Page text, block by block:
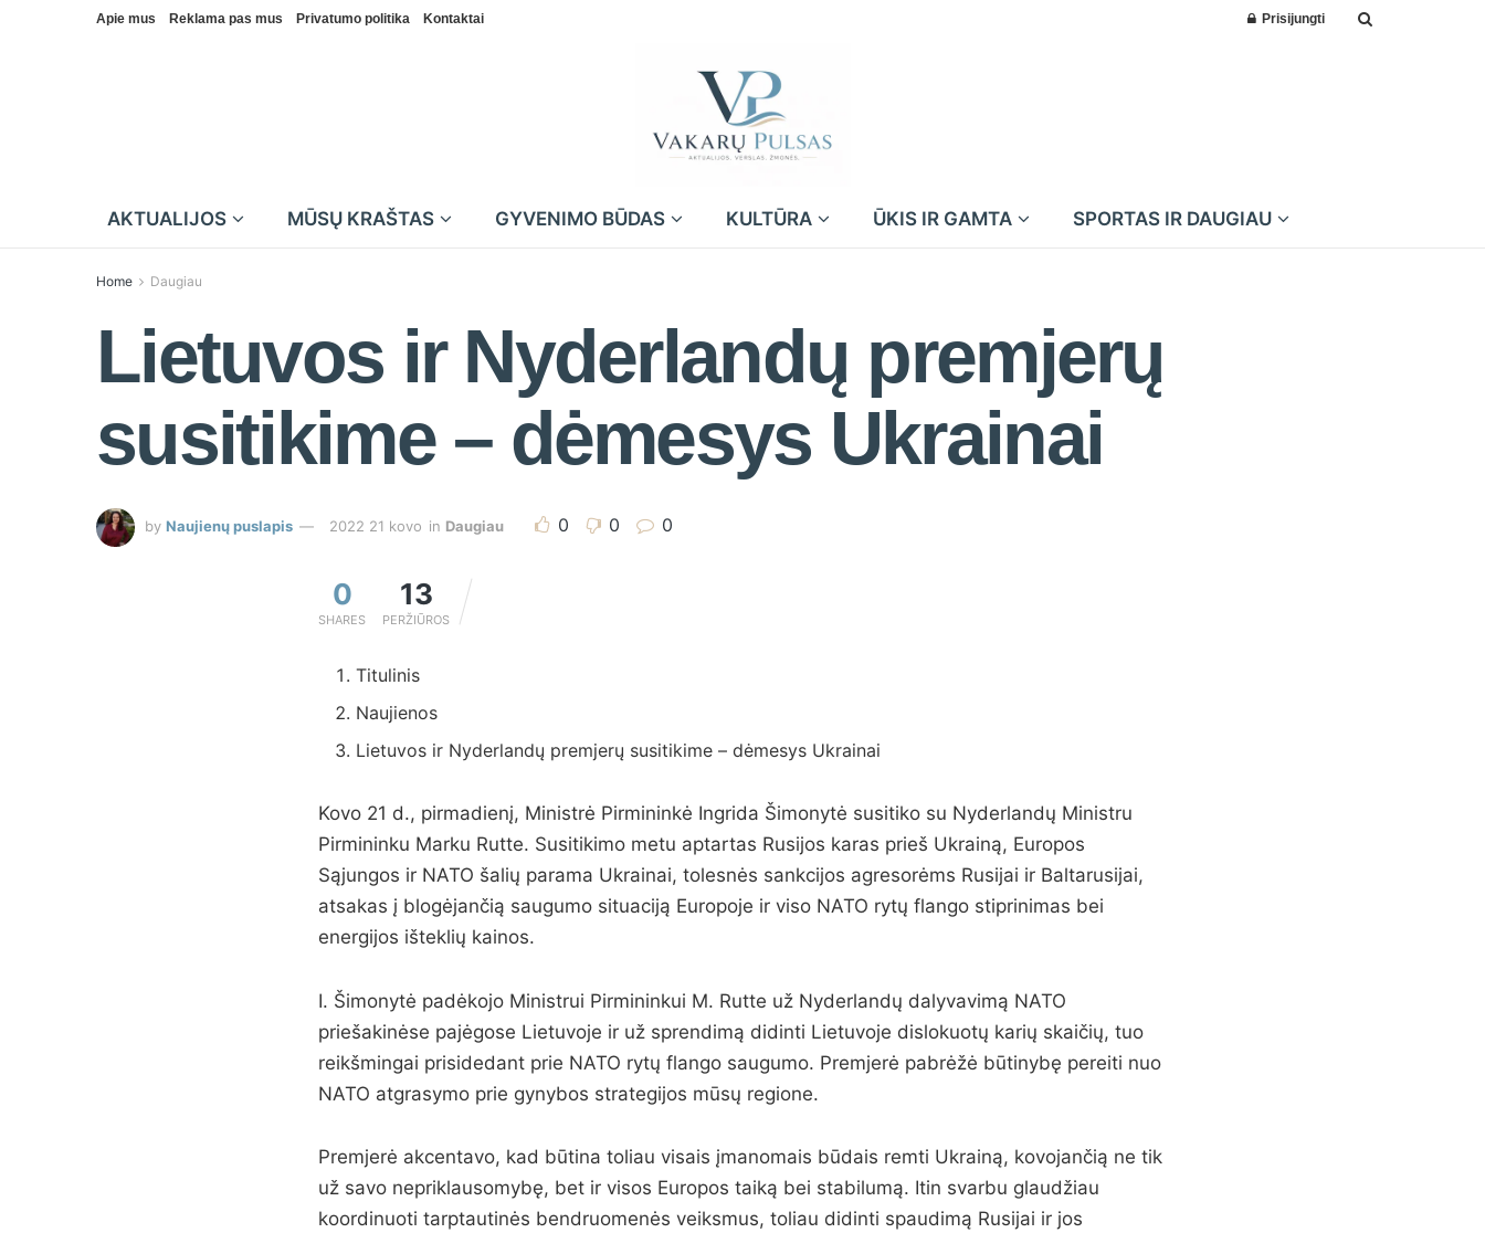
Apie mus Reklama pas mus Privatumo politika Kontaktai Prisijungti
AKTUALIJOS MŪSŲ KRAŠTAS GYVENIMO BŪDAS KULTŪRA ŪKIS IR GAMTA SPORTAS IR DAUGIAU
Home Daugiau
Lietuvos ir Nyderlandų premjerų
susitikime – dėmesys Ukrainai
by Naujienų puslapis 2022 21 kovo in Daugiau 0 0 0
0
SHARES
13
PERŽIŪROS
Titulinis
Naujienos
Lietuvos ir Nyderlandų premjerų susitikime – dėmesys Ukrainai
Kovo 21 d., pirmadienį, Ministrė Pirmininkė Ingrida Šimonytė susitiko su Nyderlandų Ministru
Pirmininku Marku Rutte. Susitikimo metu aptartas Rusijos karas prieš Ukrainą, Europos
Sąjungos ir NATO šalių parama Ukrainai, tolesnės sankcijos agresorėms Rusijai ir Baltarusijai,
atsakas į blogėjančią saugumo situaciją Europoje ir viso NATO rytų flango stiprinimas bei
energijos išteklių kainos.
I. Šimonytė padėkojo Ministrui Pirmininkui M. Rutte už Nyderlandų dalyvavimą NATO
priešakinėse pajėgose Lietuvoje ir už sprendimą didinti Lietuvoje dislokuotų karių skaičių, tuo
reikšmingai prisidedant prie NATO rytų flango saugumo. Premjerė pabrėžė būtinybę pereiti nuo
NATO atgrasymo prie gynybos strategijos mūsų regione.
Premjerė akcentavo, kad būtina toliau visais įmanomais būdais remti Ukrainą, kovojančią ne tik
už savo nepriklausomybę, bet ir visos Europos taiką bei stabilumą. Itin svarbu glaudžiau
koordinuoti tarptautinės bendruomenės veiksmus, toliau didinti spaudimą Rusijai ir jos